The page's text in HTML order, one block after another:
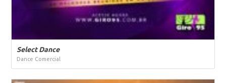
Select Dance
Dance Comercial